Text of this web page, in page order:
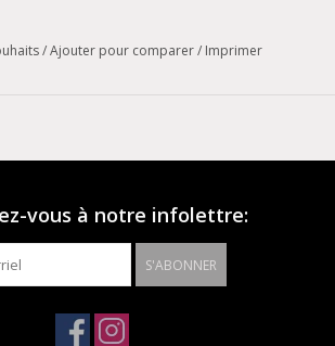
/Ajouter pour comparer/ Imprimer
vous à notre infolettre:
S'ABONNER